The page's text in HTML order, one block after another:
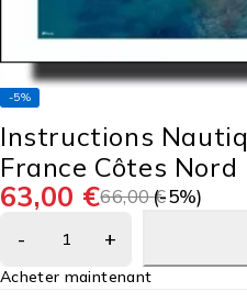
-5%
Instructions
France Côtes Nord
66,00€
63,00 € (-5%)
Acheter maintenant